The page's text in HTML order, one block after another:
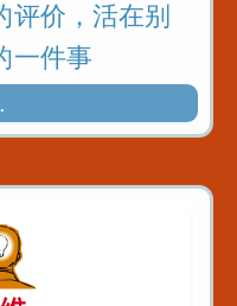
评价，活在别
一件事